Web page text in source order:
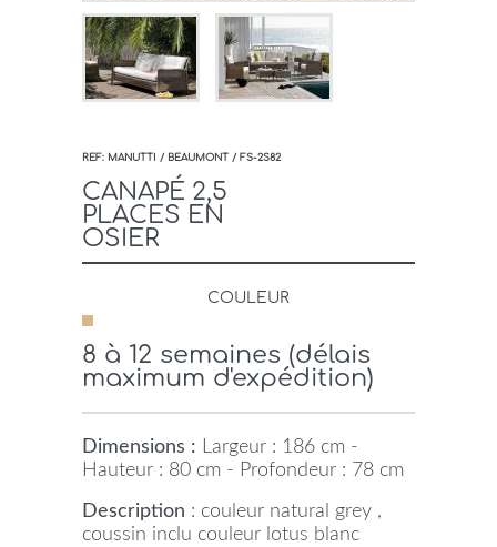
REF: MANUTTI / BEAUMONT / FS-2S82
CANAPÉ 2,5
PLACES EN
OSIER
COULEUR
8 à 12 semaines (délais
maximum d'expédition)
Dimensions : Largeur : 186 cm -
Hauteur : 80 cm - Profondeur : 78 cm
Description : couleur natural grey ,
coussin inclu couleur lotus blanc